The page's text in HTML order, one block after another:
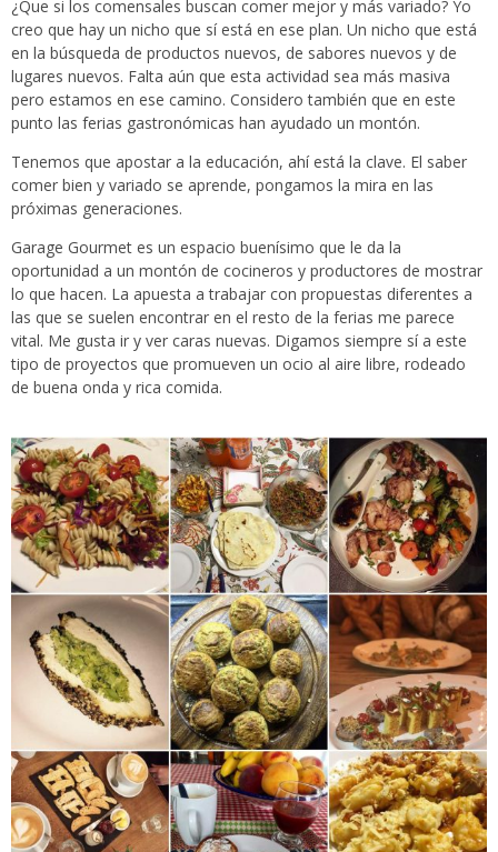
¿Que si los comensales buscan comer mejor y más variado? Yo
creo que hay un nicho que sí está en ese plan. Un nicho que está
en la búsqueda de productos nuevos, de sabores nuevos y de
lugares nuevos. Falta aún que esta actividad sea más masiva
pero estamos en ese camino. Considero también que en este
punto las ferias gastronómicas han ayudado un montón.
Tenemos que apostar a la educación, ahí está la clave. El saber
comer bien y variado se aprende, pongamos la mira en las
próximas generaciones.
Garage Gourmet es un espacio buenísimo que le da la
oportunidad a un montón de cocineros y productores de mostrar
lo que hacen. La apuesta a trabajar con propuestas diferentes a
las que se suelen encontrar en el resto de la ferias me parece
vital. Me gusta ir y ver caras nuevas. Digamos siempre sí a este
tipo de proyectos que promueven un ocio al aire libre, rodeado
de buena onda y rica comida.